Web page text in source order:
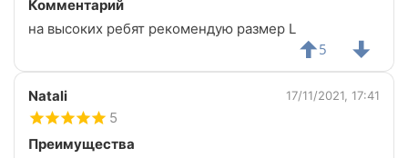
Комментарий
на высоких ребят рекомендую размер L
5
Natali 17/11/2021, 17:41
5
Преимущества